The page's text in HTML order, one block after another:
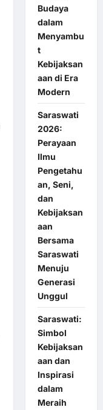
Budaya
dalam
Menyambu
t
Kebijaksan
aan di Era
Modern
Saraswati
2026:
Perayaan
Ilmu
Pengetahu
an, Seni,
dan
Kebijaksan
aan
Bersama
Saraswati
Menuju
Generasi
Unggul
Saraswati:
Simbol
Kebijaksan
aan dan
Inspirasi
dalam
Meraih